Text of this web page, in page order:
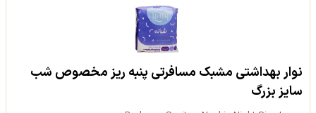
نوار بهداشتی مشبک مسافرتی پنبه ریز مخصوص شب
سایز بزرگ